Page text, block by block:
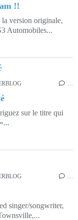
!!
version originale,
Automobiles...
…
sur le titre qui
singer/songwriter,